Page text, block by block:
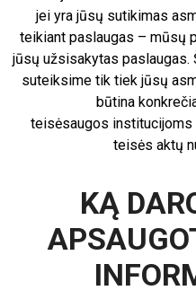
jei yra jūsų sutikimas
teikiant paslaugas – mūsų
jūsų užsisakytas
suteiksime tik tiek jūsų
būtina
teisėsaugos
teisės aktų
KĄ